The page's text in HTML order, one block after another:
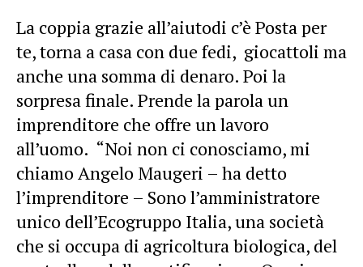
La coppia grazie all’aiutodi c’è Posta per
te, torna a casa con due fedi, giocattoli ma
anche una somma di denaro. Poi la
sorpresa finale. Prende la parola un
imprenditore che offre un lavoro
all’uomo. “Noi non ci conosciamo, mi
chiamo Angelo Maugeri – ha detto
l’imprenditore – Sono l’amministratore
unico dell’Ecogruppo Italia, una società
che si occupa di agricoltura biologica, del